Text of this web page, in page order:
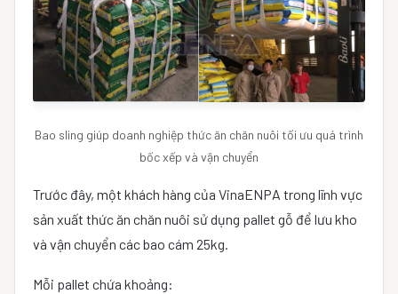
Bao sling giúp doanh nghiệp thức ăn chăn nuôi tối ưu quá trình
bốc xếp và vận chuyển
Trước đây, một khách hàng của VinaENPA trong lĩnh vực
sản xuất thức ăn chăn nuôi sử dụng pallet gỗ để lưu kho
và vận chuyển các bao cám 25kg.
Mỗi pallet chứa khoảng: